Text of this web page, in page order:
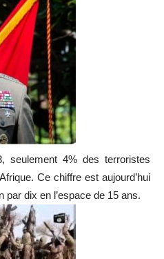
seulement 4% des terroristes
Ce chiffre est aujourd’hui
par dix en l’espace de 15 ans.